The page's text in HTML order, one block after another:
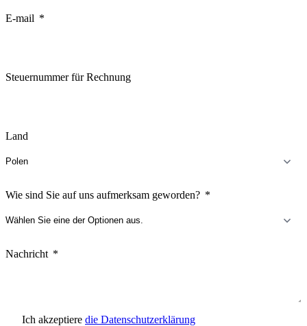
E-mail
Steuernummer für Rechnung
Land
Wie sind Sie auf uns aufmerksam geworden?
Nachricht
Ich akzeptiere die Datenschutzerklärung